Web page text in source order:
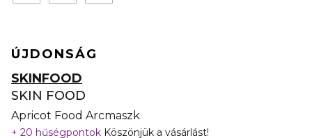
ÚJDONSÁG
SKINFOOD
SKIN FOOD
Apricot Food Arcmaszk
20 hűségpontok Köszönjük a vásárlást!